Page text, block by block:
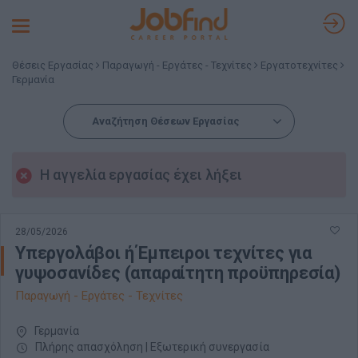
Toggle
Θέσεις Εργασίας Παραγωγή - Εργάτες - Τεχνίτες
Εργατοτεχνίτες
Γερμανία
Αναζήτηση Θέσεων Εργασίας
Η αγγελία εργασίας έχει λήξει
28/05/2026
Υπεργολάβοι ή Έμπειροι τεχνίτες για
γυψοσανίδες (απαραίτητη προϋπηρεσία)
Παραγωγή - Εργάτες - Τεχνίτες
Γερμανία
Πλήρης απασχόληση | Εξωτερική συνεργασία